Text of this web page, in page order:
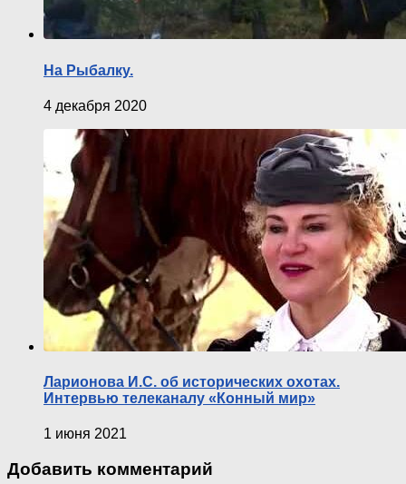
На Рыбалку.
4 декабря 2020
Ларионова И.С. об исторических охотах.
Интервью телеканалу «Конный мир»
1 июня 2021
Добавить комментарий